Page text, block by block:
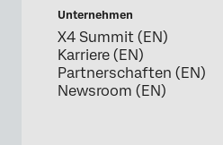
Unternehmen
X4 Summit (EN)
Karriere (EN)
Partnerschaften (EN)
Newsroom (EN)